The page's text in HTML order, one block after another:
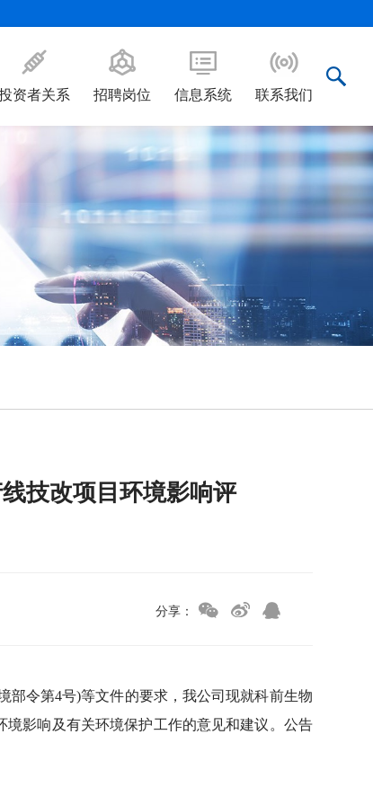
资者关系 招聘岗位 信息系统 联系我们
技改项目环境影响评
分享：
部令第4号)等文件的要求，我公司现就科前生物
影响及有关环境保护工作的意见和建议。公告